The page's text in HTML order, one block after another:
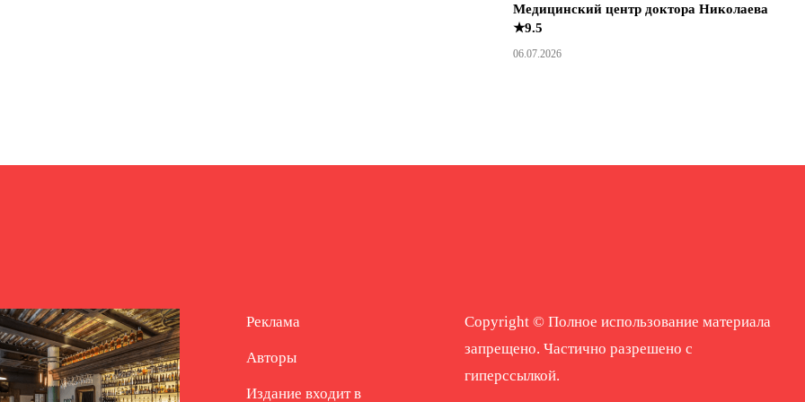
Медицинский центр доктора Николаева
★9.5
06.07.2026
Реклама
Авторы
Издание входит в
Copyright © Полное использование материала
запрещено. Частично разрешено с
гиперссылкой.